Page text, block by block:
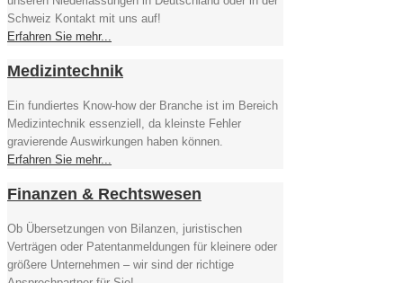
Schweiz Kontakt mit uns auf!
Erfahren Sie mehr...
Medizintechnik
Ein fundiertes Know-how der Branche ist im Bereich
Medizintechnik essenziell, da kleinste Fehler
gravierende Auswirkungen haben können.
Erfahren Sie mehr...
Finanzen & Rechtswesen
Ob Übersetzungen von Bilanzen, juristischen
Verträgen oder Patentanmeldungen für kleinere oder
größere Unternehmen – wir sind der richtige